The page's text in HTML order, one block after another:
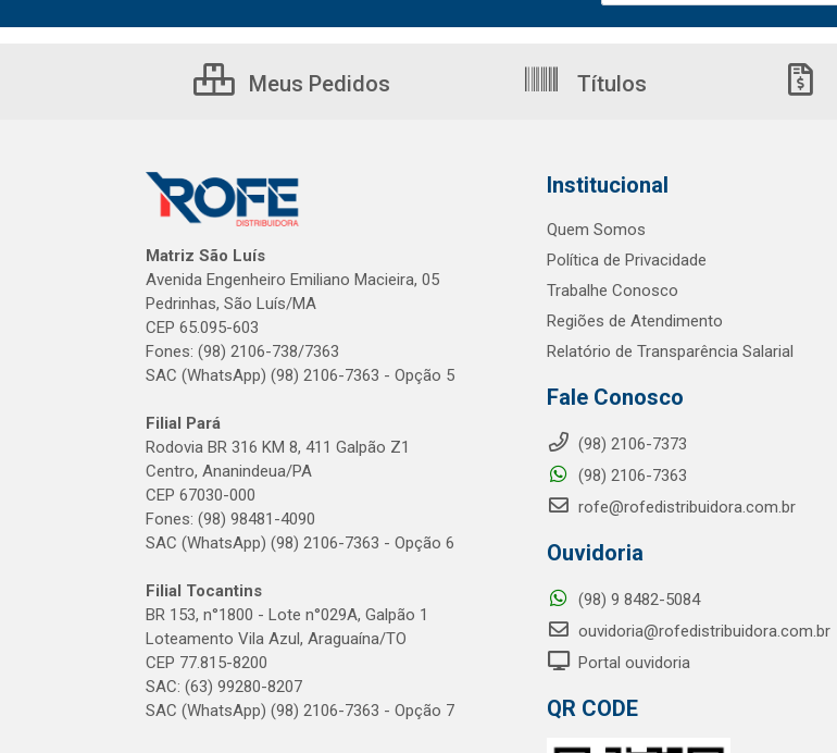
Meus Pedidos Títulos
Matriz São Luís
Avenida Engenheiro Emiliano Macieira, 05
Pedrinhas, São Luís/MA
CEP 65.095-603
Fones: (98) 2106-738/7363
SAC (WhatsApp) (98) 2106-7363 - Opção 5
Filial Pará
Rodovia BR 316 KM 8, 411 Galpão Z1
Centro, Ananindeua/PA
CEP 67030-000
Fones: (98) 98481-4090
SAC (WhatsApp) (98) 2106-7363 - Opção 6
Filial Tocantins
BR 153, n°1800 - Lote n°029A, Galpão 1
Loteamento Vila Azul, Araguaína/TO
CEP 77.815-8200
SAC: (63) 99280-8207
SAC (WhatsApp) (98) 2106-7363 - Opção 7
Institucional
Quem Somos
Política de Privacidade
Trabalhe Conosco
Regiões de Atendimento
Relatório de Transparência Salarial
Fale Conosco
(98) 2106-7373
(98) 2106-7363
rofe@rofedistribuidora.com.br
Ouvidoria
(98) 9 8482-5084
ouvidoria@rofedistribuidora.com.br
Portal ouvidoria
QR CODE